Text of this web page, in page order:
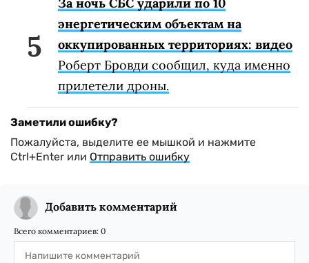
За ночь СБС ударили по 10
энергетическим объектам на
оккупированных территориях: видео
Роберт Бровди сообщил, куда именно
прилетели дроны.
Заметили ошибку?
Пожалуйста, выделите ее мышкой и нажмите
Ctrl+Enter или Отправить ошибку
Добавить комментарий
Всего комментариев: 0